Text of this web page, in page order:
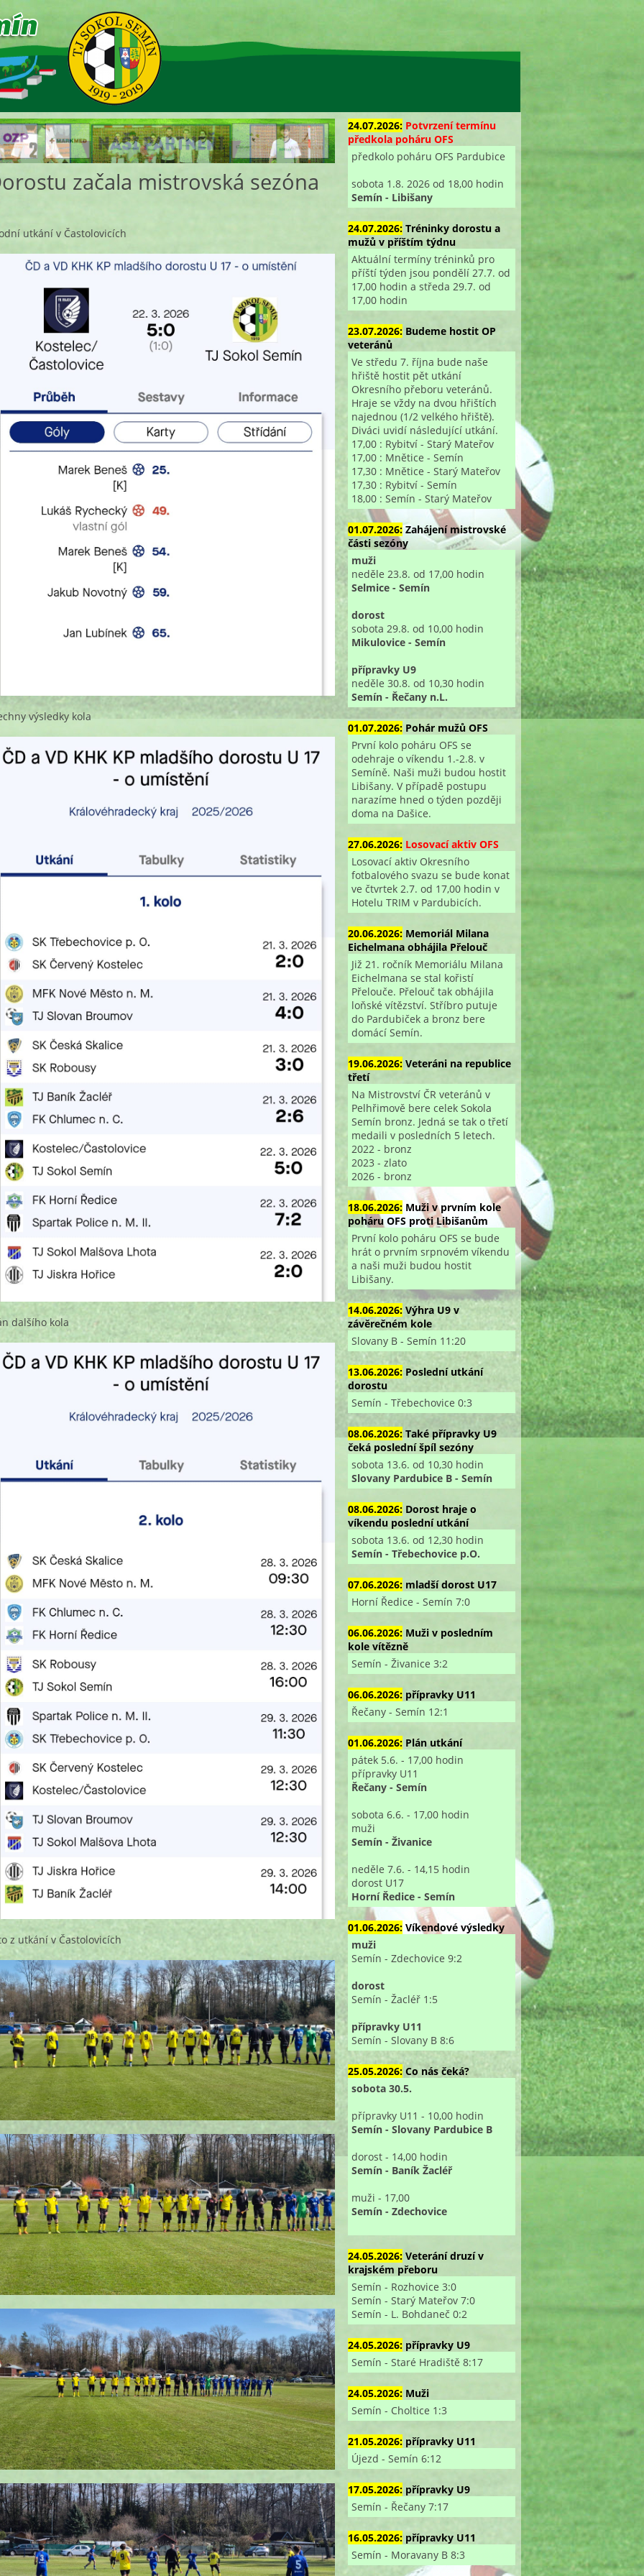
začala mistrovská sezóna
utkání v Častolovicích
výsledky kola
dalšího kola
z utkání v Častolovicích
24.07.2026: Potvrzení termínu
předkola poháru OFS
předkolo poháru OFS Pardubice
sobota 1.8. 2026 od 18,00 hodin
Semín - Libišany
24.07.2026: Tréninky dorostu a
mužů v příštím týdnu
Aktuální termíny tréninků pro
příští týden jsou pondělí 27.7. od
17,00 hodin a středa 29.7. od
17,00 hodin
23.07.2026: Budeme hostit OP
veteránů
Ve středu 7. října bude naše
hřiště hostit pět utkání
Okresního přeboru veteránů.
Hraje se vždy na dvou hřištích
najednou (1/2 velkého hřiště).
Diváci uvidí následující utkání.
17,00 : Rybitví - Starý Mateřov
17,00 : Mnětice - Semín
17,30 : Mnětice - Starý Mateřov
17,30 : Rybitví - Semín
18,00 : Semín - Starý Mateřov
01.07.2026: Zahájení mistrovské
části sezóny
muži
neděle 23.8. od 17,00 hodin
Selmice - Semín
dorost
sobota 29.8. od 10,00 hodin
Mikulovice - Semín
přípravky U9
neděle 30.8. od 10,30 hodin
Semín - Řečany n.L.
01.07.2026: Pohár mužů OFS
První kolo poháru OFS se
odehraje o víkendu 1.-2.8. v
Semíně. Naši muži budou hostit
Libišany. V případě postupu
narazíme hned o týden později
doma na Dašice.
27.06.2026: Losovací aktiv OFS
Losovací aktiv Okresního
fotbalového svazu se bude konat
ve čtvrtek 2.7. od 17,00 hodin v
Hotelu TRIM v Pardubicích.
20.06.2026: Memoriál Milana
Eichelmana obhájila Přelouč
Již 21. ročník Memoriálu Milana
Eichelmana se stal kořistí
Přelouče. Přelouč tak obhájila
loňské vítězství. Stříbro putuje
do Pardubiček a bronz bere
domácí Semín.
19.06.2026: Veteráni na republice
třetí
Na Mistrovství ČR veteránů v
Pelhřimově bere celek Sokola
Semín bronz. Jedná se tak o třetí
medaili v posledních 5 letech.
2022 - bronz
2023 - zlato
2026 - bronz
18.06.2026: Muži v prvním kole
poháru OFS proti Libišanům
První kolo poháru OFS se bude
hrát o prvním srpnovém víkendu
a naši muži budou hostit
Libišany.
14.06.2026: Výhra U9 v
závěrečném kole
Slovany B - Semín 11:20
13.06.2026: Poslední utkání
dorostu
Semín - Třebechovice 0:3
08.06.2026: Také přípravky U9
čeká poslední špíl sezóny
sobota 13.6. od 10,30 hodin
Slovany Pardubice B - Semín
08.06.2026: Dorost hraje o
víkendu poslední utkání
sobota 13.6. od 12,30 hodin
Semín - Třebechovice p.O.
07.06.2026: mladší dorost U17
Horní Ředice - Semín 7:0
06.06.2026: Muži v posledním
kole vítězně
Semín - Živanice 3:2
06.06.2026: přípravky U11
Řečany - Semín 12:1
01.06.2026: Plán utkání
pátek 5.6. - 17,00 hodin
přípravky U11
Řečany - Semín
sobota 6.6. - 17,00 hodin
muži
Semín - Živanice
neděle 7.6. - 14,15 hodin
dorost U17
Horní Ředice - Semín
01.06.2026: Víkendové výsledky
muži
Semín - Zdechovice 9:2
dorost
Semín - Žacléř 1:5
přípravky U11
Semín - Slovany B 8:6
25.05.2026: Co nás čeká?
sobota 30.5.
přípravky U11 - 10,00 hodin
Semín - Slovany Pardubice B
dorost - 14,00 hodin
Semín - Baník Žacléř
muži - 17,00
Semín - Zdechovice
24.05.2026: Veterání druzí v
krajském přeboru
Semín - Rozhovice 3:0
Semín - Starý Mateřov 7:0
Semín - L. Bohdaneč 0:2
24.05.2026: přípravky U9
Semín - Staré Hradiště 8:17
24.05.2026: Muži
Semín - Choltice 1:3
21.05.2026: přípravky U11
Újezd - Semín 6:12
17.05.2026: přípravky U9
Semín - Řečany 7:17
16.05.2026: přípravky U11
Semín - Moravany B 8:3